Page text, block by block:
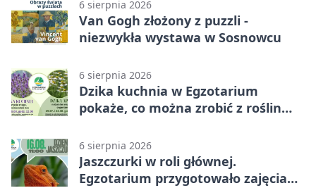
6 sierpnia 2026
Van Gogh złożony z puzzli -
niezwykła wystawa w Sosnowcu
6 sierpnia 2026
Dzika kuchnia w Egzotarium
pokaże, co można zrobić z roślin
6 sierpnia 2026
Jaszczurki w roli głównej.
Egzotarium przygotowało zajęcia